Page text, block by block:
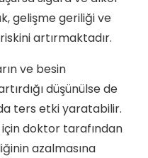
gelişme geriliği ve
artırmaktadır.
ve besin
düşünülse de
ters etki yaratabilir.
doktor tarafından
azalmasına